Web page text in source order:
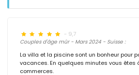
- 9,7
Couples d'âge mûr - Mars 2024 - Suisse :
La villa et la piscine sont un bonheur pour
vacances. En quelques minutes vous êtes
commerces.